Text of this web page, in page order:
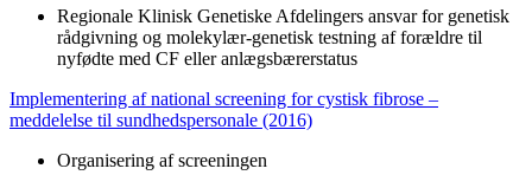
Regionale Klinisk Genetiske Afdelingers ansvar for genetisk
rådgivning og molekylær-genetisk testning af forældre til
nyfødte med CF eller anlægsbærerstatus
Implementering af national screening for cystisk fibrose –
meddelelse til sundhedspersonale (2016)
Organisering af screeningen